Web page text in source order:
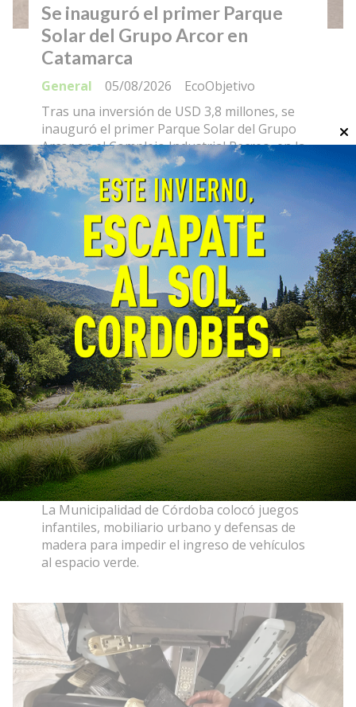
Se inauguró el primer Parque
Solar del Grupo Arcor en
Catamarca
EcoObjetivo
General
05/08/2026
Tras una inversión de USD 3,8 millones, se
inauguró el primer Parque Solar del Grupo
Arcor en el Complejo Industrial Recreo, en la
provincia de Catamarca. Proveerá hasta un
90% de la energía que requiere la planta.
Tras la limpieza de un basural,
los vecinos de El Dorado
recuperaron la plaza del barrio
EcoObjetivo
General
04/08/2026
La Municipalidad de Córdoba colocó juegos
infantiles, mobiliario urbano y defensas de
madera para impedir el ingreso de vehículos
al espacio verde.